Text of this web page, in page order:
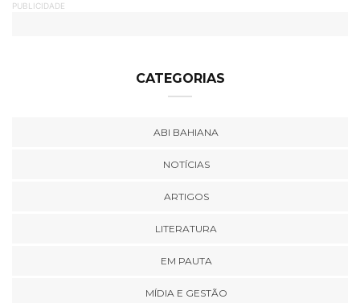
PUBLICIDADE
CATEGORIAS
ABI BAHIANA
NOTÍCIAS
ARTIGOS
LITERATURA
EM PAUTA
MÍDIA E GESTÃO